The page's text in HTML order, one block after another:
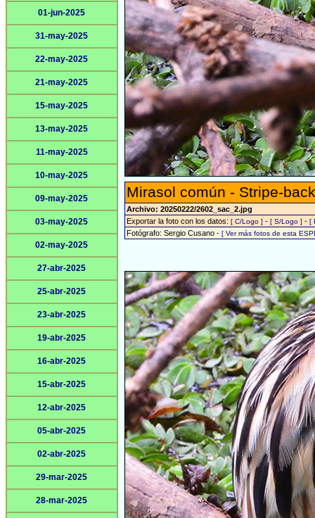
01-jun-2025
31-may-2025
22-may-2025
21-may-2025
15-may-2025
13-may-2025
11-may-2025
10-may-2025
09-may-2025
03-may-2025
02-may-2025
27-abr-2025
25-abr-2025
23-abr-2025
19-abr-2025
16-abr-2025
15-abr-2025
12-abr-2025
05-abr-2025
02-abr-2025
29-mar-2025
28-mar-2025
Mirasol común - Stripe-
Archivo: 20250222/2602_sac_2.jpg
Exportar la foto con los datos: [ C/Logo ] - [ S/Logo ] - [
Fotógrafo: Sergio Cusano - [ Ver más fotos de esta